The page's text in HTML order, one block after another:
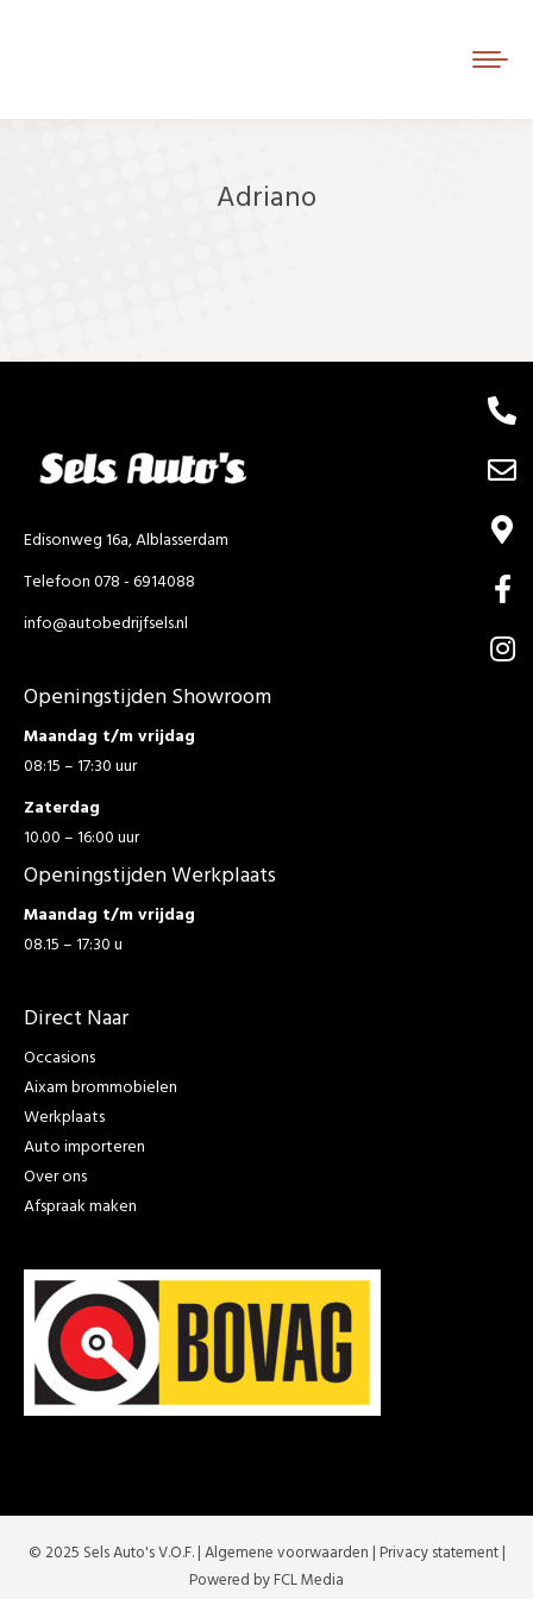
Adriano
Edisonweg 16a, Alblasserdam
Telefoon 078 - 6914088
info@autobedrijfsels.nl
Openingstijden Showroom
Maandag t/m vrijdag
08:15 – 17:30 uur
Zaterdag
10.00 – 16:00 uur
Openingstijden Werkplaats
Maandag t/m vrijdag
08.15 – 17:30 u
Direct Naar
Occasions
Aixam brommobielen
Werkplaats
Auto importeren
Over ons
Afspraak maken
© 2025 Sels Auto's V.O.F. |Algemene voorwaarden | Privacy statement|
Powered by FCL Media